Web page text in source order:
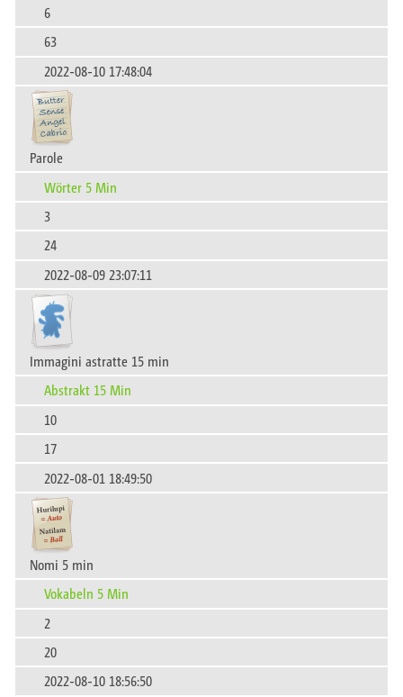
6
63
2022-08-10 17:48:04
Parole
Wörter 5 Min
3
24
2022-08-09 23:07:11
Immagini astratte 15 min
Abstrakt 15 Min
10
17
2022-08-01 18:49:50
Nomi 5 min
Vokabeln 5 Min
2
20
2022-08-10 18:56:50